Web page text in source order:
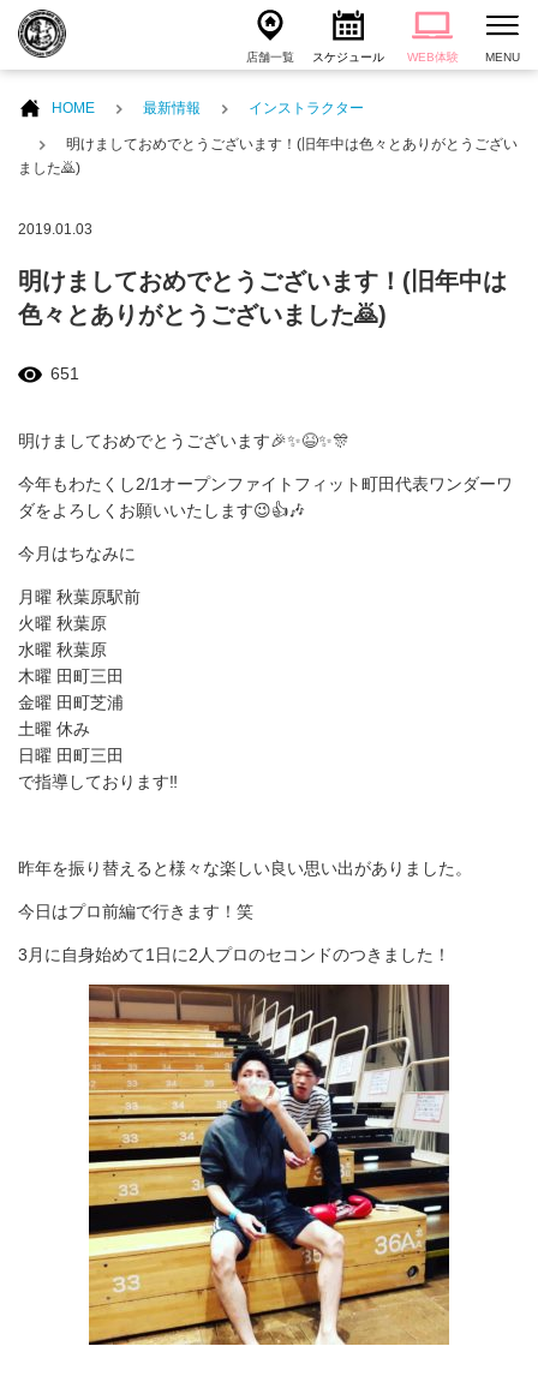
店舗一覧 スケジュール WEB体験 MENU
HOME 最新情報 インストラクター
明けましておめでとうございます！(旧年中は色々とありがとうござい
ました🙇)
2019.01.03
明けましておめでとうございます！(旧年中は
色々とありがとうございました🙇)
651
明けましておめでとうございます🎉✨😆✨🎊
今年もわたくし2/1オープンファイトフィット町田代表ワンダーワ
ダをよろしくお願いいたします😉👍🎶
今月はちなみに
月曜 秋葉原駅前
火曜 秋葉原
水曜 秋葉原
木曜 田町三田
金曜 田町芝浦
土曜 休み
日曜 田町三田
で指導しております‼️
昨年を振り替えると様々な楽しい良い思い出がありました。
今日はプロ前編で行きます！笑
3月に自身始めて1日に2人プロのセコンドのつきました！